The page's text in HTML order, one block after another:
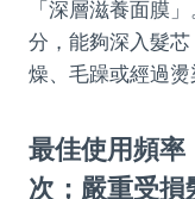
「深層滋養面膜
分，能夠深入髮
燥、毛躁或經過燙
最佳使用頻率
次；嚴重受